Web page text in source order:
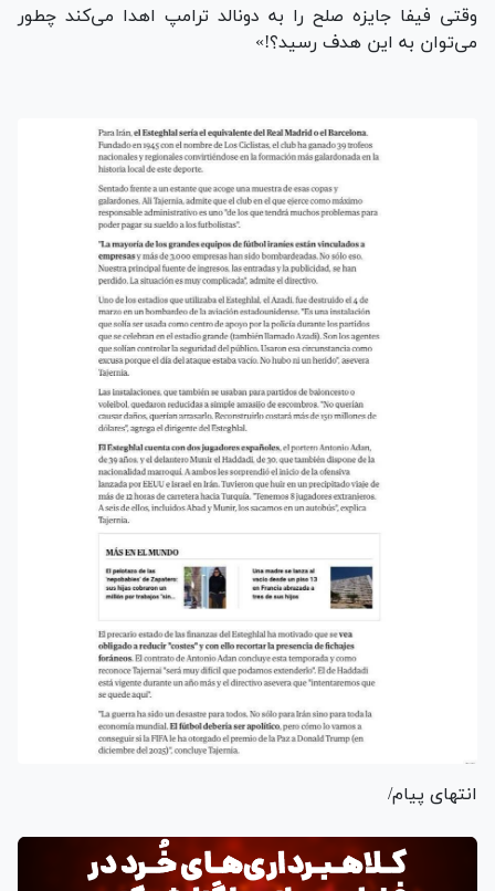
وقتی فیفا جایزه صلح را به دونالد ترامپ اهدا می‌کند چطور
می‌توان به این هدف رسید؟!»
انتهای پیام/